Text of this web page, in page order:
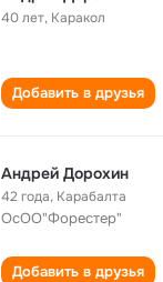
40 лет, Каракол
Добавить в друзья
Андрей Дорохин
42 года, Карабалта
ОсОО"Форестер"
Добавить в друзья